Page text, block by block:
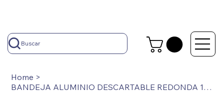
Buscar
Home >
BANDEJA ALUMINIO DESCARTABLE REDONDA 14 CM DIAMETRO